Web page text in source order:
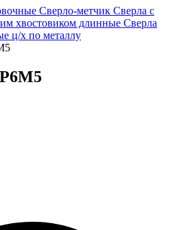
Сверло-метчик Сверла с
хвостовиком длинные Сверла
ц/х по металлу
Р6М5